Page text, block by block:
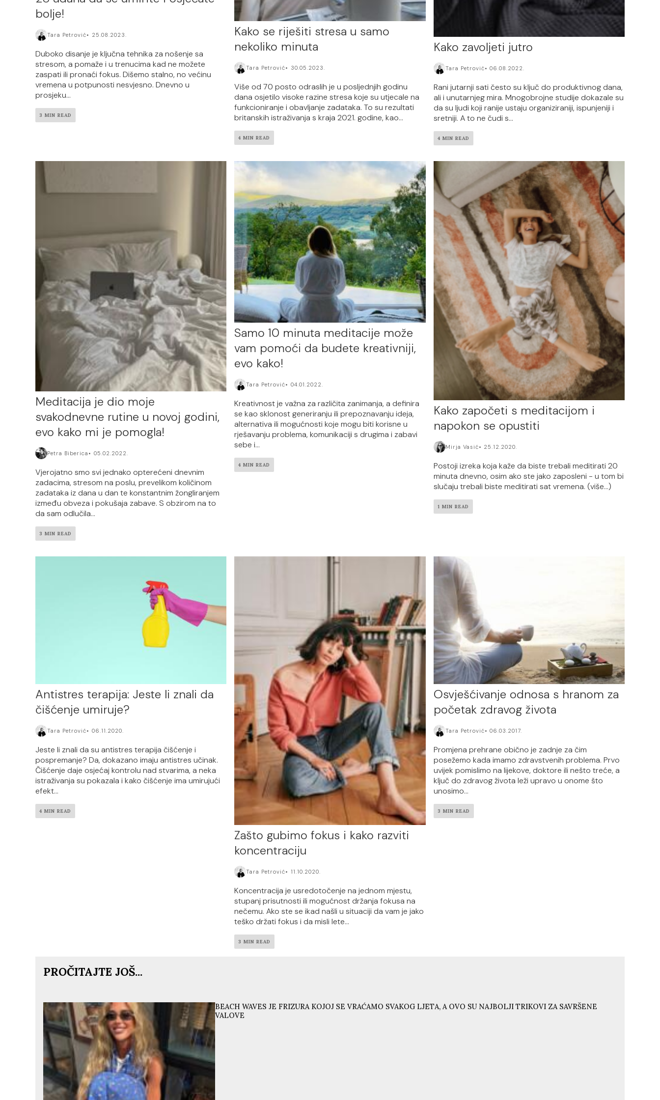
bolje!
Tara Petrović 25.08.2023.
Duboko disanje je ključna tehnika za nošenje sa
stresom, a pomaže i u trenucima kad ne možete
zaspati ili pronaći fokus. Dišemo stalno, no većinu
vremena u potpunosti nesvjesno. Dnevno u
prosjeku...
3 MIN READ
Kako se riješiti stresa u samo
nekoliko minuta
Tara Petrović 30.05.2023.
Više od 70 posto odraslih je u posljednjih godinu
dana osjetilo visoke razine stresa koje su utjecale na
funkcioniranje i obavljanje zadataka. To su rezultati
britanskih istraživanja s kraja 2021. godine, kao...
4 MIN READ
Kako zavoljeti jutro
Tara Petrović 06.08.2022.
Rani jutarnji sati često su ključ do produktivnog dana,
ali i unutarnjeg mira. Mnogobrojne studije dokazale su
da su ljudi koji ranije ustaju organiziraniji, ispunjeniji i
sretniji. A to ne čudi s...
4 MIN READ
Meditacija je dio moje
svakodnevne rutine u novoj godini,
evo kako mi je pomogla!
Petra Biberica 05.02.2022.
Vjerojatno smo svi jednako opterećeni dnevnim
zadacima, stresom na poslu, prevelikom količinom
zadataka iz dana u dan te konstantnim žongliranjem
između obveza i pokušaja zabave. S obzirom na to
da sam odlučila...
3 MIN READ
Samo 10 minuta meditacije može
vam pomoći da budete kreativniji,
evo kako!
Tara Petrović 04.01.2022.
Kreativnost je važna za različita zanimanja, a definira
se kao sklonost generiranju ili prepoznavanju ideja,
alternativa ili mogućnosti koje mogu biti korisne u
rješavanju problema, komunikaciji s drugima i zabavi
sebe i...
4 MIN READ
Kako započeti s meditacijom i
napokon se opustiti
Mirja Vasić 25.12.2020.
Postoji izreka koja kaže da biste trebali meditirati 20
minuta dnevno, osim ako ste jako zaposleni - u tom bi
slučaju trebali biste meditirati sat vremena. (više…)
1 MIN READ
Antistres terapija: Jeste li znali da
čišćenje umiruje?
Tara Petrović 06.11.2020.
Jeste li znali da su antistres terapija čišćenje i
pospremanje? Da, dokazano imaju antistres učinak.
Čišćenje daje osjećaj kontrolu nad stvarima, a neka
istraživanja su pokazala i kako čišćenje ima umirujući
efekt...
4 MIN READ
Zašto gubimo fokus i kako razviti
koncentraciju
Tara Petrović 11.10.2020.
Koncentracija je usredotočenje na jednom mjestu,
stupanj prisutnosti ili mogućnost držanja fokusa na
nečemu. Ako ste se ikad našli u situaciji da vam je jako
teško držati fokus i da misli lete...
3 MIN READ
Osvješćivanje odnosa s hranom za
početak zdravog života
Tara Petrović 06.03.2017.
Promjena prehrane obično je zadnje za čim
posežemo kada imamo zdravstvenih problema. Prvo
uvijek pomislimo na lijekove, doktore ili nešto treće, a
ključ do zdravog života leži upravo u onome što
unosimo...
3 MIN READ
PROČITAJTE JOŠ...
BEACH WAVES JE FRIZURA KOJOJ SE VRAĆAMO SVAKOG LJETA, A OVO SU NAJBOLJI TRIKOVI ZA SAVRŠENE
VALOVE